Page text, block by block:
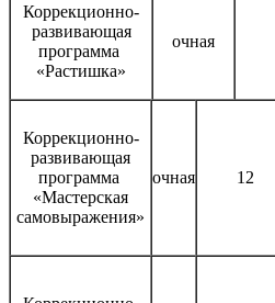
Коррекционно-
развивающая
программа
«Растишка»
очная
Коррекционно-
развивающая
программа
«Мастерская
самовыражения»
очная 12